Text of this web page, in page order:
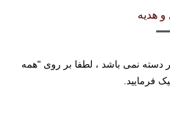
هدیه
دسته نمی باشد ، لطفا بر روی "همه
فرمایید.